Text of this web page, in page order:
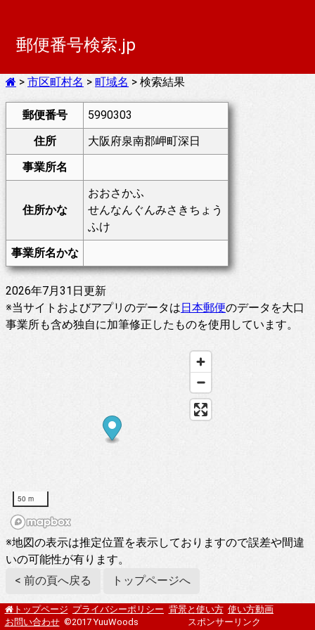
郵便番号検索.jp
> 市区町村名 > 町域名 > 検索結果
郵便番号
5990303
住所
大阪府泉南郡岬町深日
事業所名
住所かな
おおさかふ
せんなんぐんみさきちょう
ふけ
事業所名かな
2026年7月31日更新
※当サイトおよびアプリのデータは日本郵便のデータを大口
事業所も含め独自に加筆修正したものを使用しています。
50 m
※地図の表示は推定位置を表示しておりますので誤差や間違
いの可能性が有ります。
< 前の頁へ戻る
トップページへ
トップページ プライバシーポリシー 背景と使い方 使い方動画
お問い合わせ ©2017 YuuWoods スポンサーリンク